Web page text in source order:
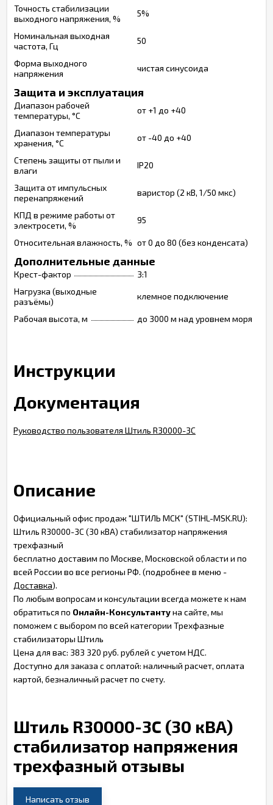
Точность стабилизации
выходного напряжения, %
5%
Номинальная выходная
частота, Гц
50
Форма выходного
напряжения
чистая синусоида
Защита и эксплуатация
Диапазон рабочей
температуры, °С
от +1 до +40
Диапазон температуры
хранения, °С
от -40 до +40
Степень защиты от пыли и
влаги
IP20
Защита от импульсных
перенапряжений
варистор (2 кВ, 1/50 мкс)
КПД в режиме работы от
электросети, %
95
Относительная влажность, % от 0 до 80 (без конденсата)
Дополнительные данные
Крест-фактор
3:1
Нагрузка (выходные
разъёмы)
клемное подключение
Рабочая высота, м до 3000 м над уровнем моря
Инструкции
Документация
Руководство пользователя Штиль R30000-3C
Описание
Официальный офис продаж "ШТИЛЬ МСК" (STIHL-MSK.RU):
Штиль R30000-3C (30 кВА) стабилизатор напряжения
трехфазный
бесплатно доставим по Москве, Московской области и по
всей России во все регионы РФ. (подробнее в меню -
Доставка).
По любым вопросам и консультации всегда можете к нам
обратиться по Онлайн-Консультантуна сайте, мы
поможем с выбором по всей категории Трехфазные
стабилизаторы Штиль
Цена для вас: 383 320 руб. рублей с учетом НДС.
Доступно для заказа с оплатой: наличный расчет, оплата
картой, безналичный расчет по счету.
Штиль R30000-3C (30 кВА)
стабилизатор напряжения
трехфазный отзывы
Написать отзыв